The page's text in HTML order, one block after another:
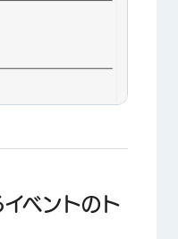
×
ベントのト